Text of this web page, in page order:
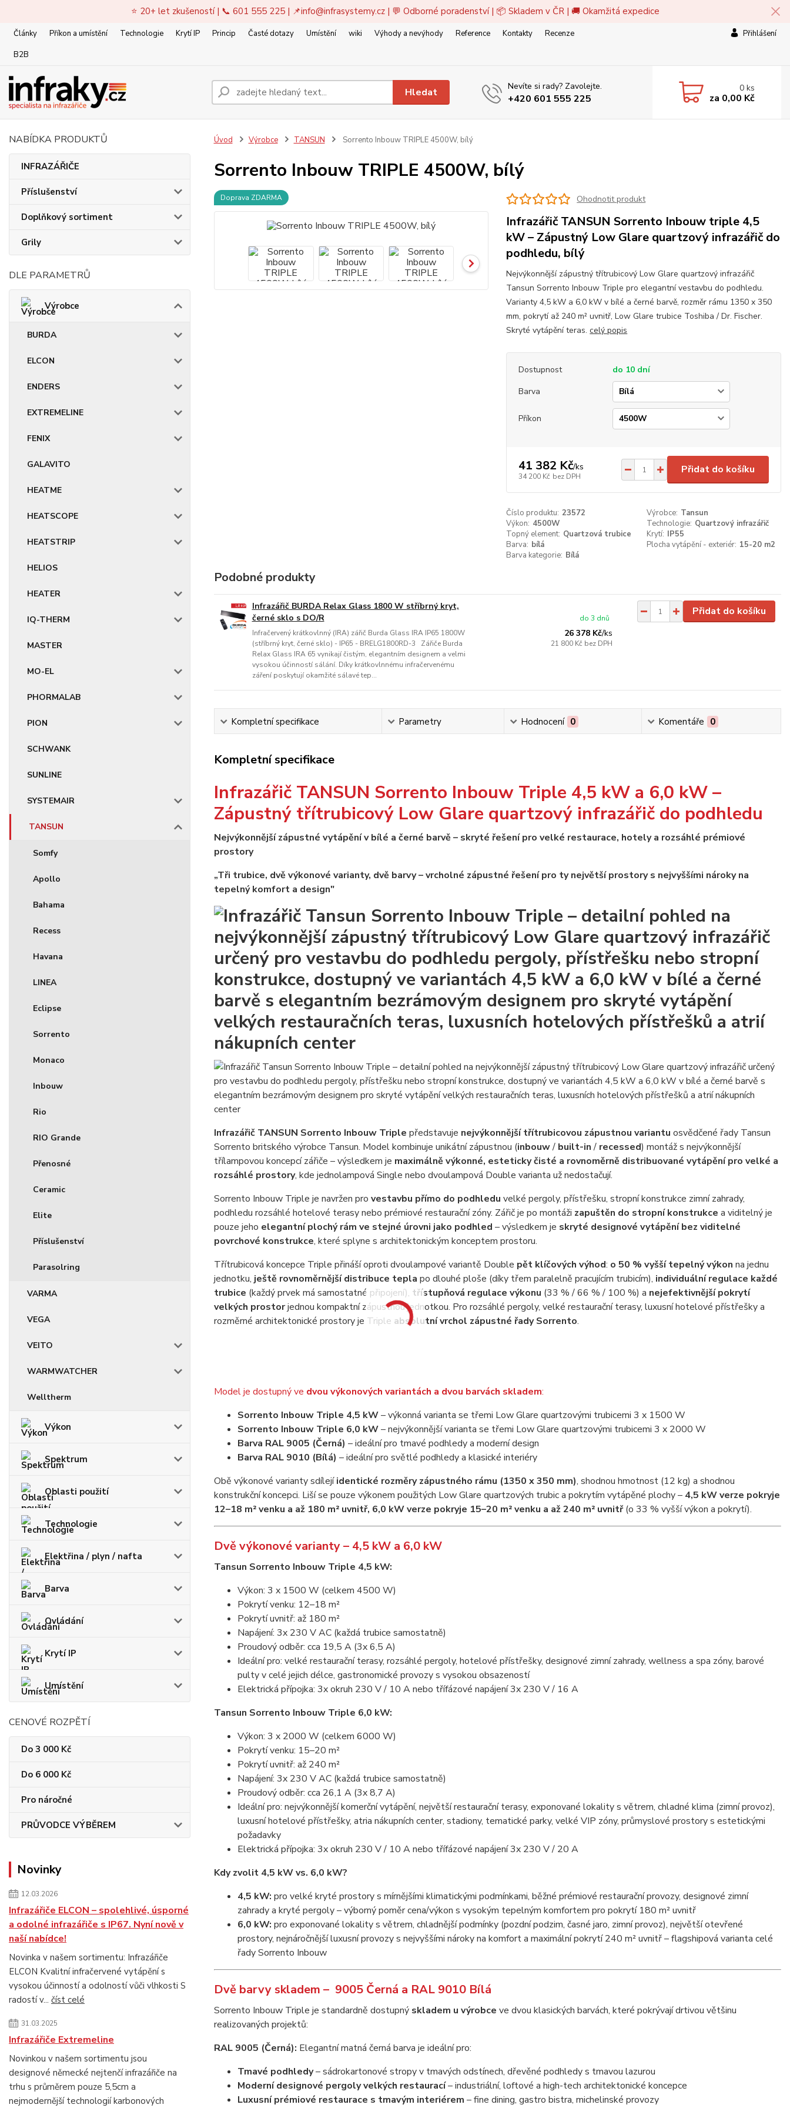
⭐ 20+ let zkušeností | 📞 601 555 225 | 📌info@infrasystemy.cz| 💬 Odborné poradenství | 📦 Skladem v ČR | 🚚 Okamžitá expedice
Články Příkon a umístění Technologie Krytí IP Princip Časté dotazy Umístění wiki Výhody a nevýhody Reference Kontakty
Recenze
B2B
Přihlášení
Hledat Nevíte si rady? Zavolejte.
+420 601 555 225
0 ks
za 0,00 Kč
NABÍDKA PRODUKTŮ
INFRAZÁŘIČE
Příslušenství
Doplňkový sortiment
Grily
DLE PARAMETRŮ
Výrobce
BURDA
ELCON
ENDERS
EXTREMELINE
FENIX
GALAVITO
HEATME
HEATSCOPE
HEATSTRIP
HELIOS
HEATER
IQ-THERM
MASTER
MO-EL
PHORMALAB
PION
SCHWANK
SUNLINE
SYSTEMAIR
TANSUN
Somfy
Apollo
Bahama
Recess
Havana
LINEA
Eclipse
Sorrento
Monaco
Inbouw
Rio
RIO Grande
Přenosné
Ceramic
Elite
Příslušenství
Parasolring
VARMA
VEGA
VEITO
WARMWATCHER
Welltherm
Výkon
Spektrum
Oblasti použití
Technologie
Elektřina / plyn / nafta
Barva
Ovládání
Krytí IP
Umístění
CENOVÉ ROZPĚTÍ
Do 3 000 Kč
Do 6 000 Kč
Pro náročné
PRŮVODCE VÝBĚREM
Novinky
12.03.2026
Infrazářiče ELCON – spolehlivé, úsporné
a odolné infrazářiče s IP67. Nyní nově v
naší nabídce!
Novinka v našem sortimentu: Infrazářiče
ELCON Kvalitní infračervené vytápění s
vysokou účinností a odolností vůči vlhkosti S
radostí v... číst celé
31.03.2025
Infrazářiče Extremeline
Novinkou v našem sortimentu jsou
designové německé nejtenčí infrazářiče na
trhu s průměrem pouze 5,5cm a
nejmodernější technologií karbonových
Úvod Výrobce TANSUN Sorrento Inbouw TRIPLE 4500W, bílý
Sorrento Inbouw TRIPLE 4500W, bílý
Doprava ZDARMA Ohodnotit produkt
Infrazářič TANSUN Sorrento Inbouw triple 4,5
kW – Zápustný Low Glare quartzový infrazářič do
podhledu, bílý
Nejvýkonnější zápustný třítrubicový Low Glare quartzový infrazářič
Tansun Sorrento Inbouw Triple pro elegantní vestavbu do podhledu.
Varianty 4,5 kW a 6,0 kW v bílé a černé barvě, rozměr rámu 1350 x 350
mm, pokrytí až 240 m² uvnitř, Low Glare trubice Toshiba / Dr. Fischer.
Skryté vytápění teras.celý popis
Dostupnost
do 10 dní
Barva
Příkon
41 382 Kč/ks
34 200 Kč bez DPH
Přidat do košíku
Číslo produktu: 23572 Výrobce: Tansun
Výkon: 4500W Technologie: Quartzový infrazářič
Topný element: Quartzová trubice Krytí: IP55
Barva: bílá Plocha vytápění - exteriér: 15-20 m2
Barva kategorie: Bílá
Podobné produkty
Infrazářič BURDA Relax Glass 1800 W stříbrný kryt,
černé sklo s DO/R
Infračervený krátkovlnný (IRA) zářič Burda Glass IRA IP65 1800W
(stříbrný kryt, černé sklo) - IP65 - BRELG1800RD-3 Zářiče Burda
Relax Glass IRA 65 vynikají čistým, elegantním designem a velmi
vysokou účinností sálání. Díky krátkovlnnému infračervenému
záření poskytují okamžité sálavé tep...
26 378 Kč/ks
21 800 Kč bez DPH
do 3 dnů
Přidat do košíku
Kompletní specifikace Parametry Hodnocení 0 Komentáře 0
Kompletní specifikace
Infrazářič TANSUN Sorrento Inbouw Triple 4,5 kW a 6,0 kW –
Zápustný třítrubicový Low Glare quartzový infrazářič do podhledu
Nejvýkonnější zápustné vytápění v bílé a černé barvě – skryté řešení pro velké restaurace, hotely a rozsáhlé prémiové
prostory
„Tři trubice, dvě výkonové varianty, dvě barvy – vrcholné zápustné řešení pro ty největší prostory s nejvyššími nároky na
tepelný komfort a design"
Infrazářič TANSUN Sorrento Inbouw Triple představuje nejvýkonnější třítrubicovou zápustnou variantu osvědčené řady Tansun
Sorrento britského výrobce Tansun. Model kombinuje unikátní zápustnou (inbouw/ built-in/ recessed) montáž s nejvýkonnější
třílampovou koncepcí zářiče – výsledkem je maximálně výkonné, esteticky čisté a rovnoměrně distribuované vytápění pro velké a
rozsáhlé prostory, kde jednolampová Single nebo dvoulampová Double varianta už nedostačují.
Sorrento Inbouw Triple je navržen pro vestavbu přímo do podhledu velké pergoly, přístřešku, stropní konstrukce zimní zahrady,
podhledu rozsáhlé hotelové terasy nebo prémiové restaurační zóny. Zářič je po montáži zapuštěn do stropní konstrukce a viditelný je
pouze jeho elegantní plochý rám ve stejné úrovni jako podhled – výsledkem je skryté designové vytápění bez viditelné
povrchové konstrukce, které splyne s architektonickým konceptem prostoru.
Třítrubicová koncepce Triple přináší oproti dvoulampové variantě Double pět klíčových výhod: o 50 % vyšší tepelný výkon na jednu
jednotku, ještě rovnoměrnější distribuce tepla po dlouhé ploše (díky třem paralelně pracujícím trubicím), individuální regulace každé
trubice (každý prvek má samostatné připojení), třístupňová regulace výkonu (33 % / 66 % / 100 %) a nejefektivnější pokrytí
velkých prostorjednou kompaktní zápustnou jednotkou. Pro rozsáhlé pergoly, velké restaurační terasy, luxusní hotelové přístřešky a
rozměrné architektonické prostory je Triple absolutní vrchol zápustné řady Sorrento.
Model je dostupný ve dvou výkonových variantách a dvou barvách skladem:
Sorrento Inbouw Triple 4,5 kW– výkonná varianta se třemi Low Glare quartzovými trubicemi 3 x 1500 W
Sorrento Inbouw Triple 6,0 kW– nejvýkonnější varianta se třemi Low Glare quartzovými trubicemi 3 x 2000 W
Barva RAL 9005 (Černá) – ideální pro tmavé podhledy a moderní design
Barva RAL 9010 (Bílá) – ideální pro světlé podhledy a klasické interiéry
Obě výkonové varianty sdílejíidentické rozměry zápustného rámu (1350 x 350 mm), shodnou hmotnost (12 kg) a shodnou
konstrukční koncepci. Liší se pouze výkonem použitých Low Glare quartzových trubic a pokrytím vytápěné plochy – 4,5 kW verze pokryje
12–18 m² venku a až 180 m² uvnitř, 6,0 kW verze pokryje 15–20 m² venku a až 240 m² uvnitř(o 33 % vyšší výkon a pokrytí).
Dvě výkonové varianty – 4,5 kW a 6,0 kW
Tansun Sorrento Inbouw Triple 4,5 kW:
Výkon: 3 x 1500 W (celkem 4500 W)
Pokrytí venku: 12–18 m²
Pokrytí uvnitř: až 180 m²
Napájení: 3x 230 V AC (každá trubice samostatně)
Proudový odběr: cca 19,5 A (3x 6,5 A)
Ideální pro: velké restaurační terasy, rozsáhlé pergoly, hotelové přístřešky, designové zimní zahrady, wellness a spa zóny, barové
pulty v celé jejich délce, gastronomické provozy s vysokou obsazeností
Elektrická přípojka: 3x okruh 230 V / 10 A nebo třífázové napájení 3x 230 V / 16 A
Tansun Sorrento Inbouw Triple 6,0 kW:
Výkon: 3 x 2000 W (celkem 6000 W)
Pokrytí venku: 15–20 m²
Pokrytí uvnitř: až 240 m²
Napájení: 3x 230 V AC (každá trubice samostatně)
Proudový odběr: cca 26,1 A (3x 8,7 A)
Ideální pro: nejvýkonnější komerční vytápění, největší restaurační terasy, exponované lokality s větrem, chladné klima (zimní provoz),
luxusní hotelové přístřešky, atria nákupních center, stadiony, tematické parky, velké VIP zóny, průmyslové prostory s estetickými
požadavky
Elektrická přípojka: 3x okruh 230 V / 10 A nebo třífázové napájení 3x 230 V / 20 A
Kdy zvolit 4,5 kW vs. 6,0 kW?
4,5 kW: pro velké kryté prostory s mírnějšími klimatickými podmínkami, běžné prémiové restaurační provozy, designové zimní
zahrady a kryté pergoly – výborný poměr cena/výkon s vysokým tepelným komfortem pro pokrytí 180 m² uvnitř
6,0 kW: pro exponované lokality s větrem, chladnější podmínky (pozdní podzim, časné jaro, zimní provoz), největší otevřené
prostory, nejnáročnější luxusní provozy s nejvyššími nároky na komfort a maximální pokrytí 240 m² uvnitř – flagshipová varianta celé
řady Sorrento Inbouw
Dvě barvy skladem – 9005 Černá a RAL 9010 Bílá
Sorrento Inbouw Triple je standardně dostupný skladem u výrobce ve dvou klasických barvách, které pokrývají drtivou většinu
realizovaných projektů:
RAL 9005 (Černá): Elegantní matná černá barva je ideální pro:
Tmavé podhledy– sádrokartonové stropy v tmavých odstínech, dřevěné podhledy s tmavou lazurou
Moderní designové pergoly velkých restaurací– industriální, loftové a high-tech architektonické koncepce
Luxusní prémiové restaurace s tmavým interiérem – fine dining, gastro bistra, michelinské provozy